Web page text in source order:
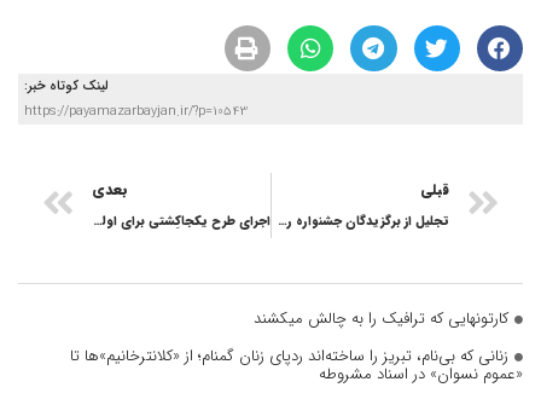
لینک کوتاه خبر:
https://payamazarbayjan.ir/?p=10543
قبلی
تجلیل از برگزیدگان جشنواره رسانه ای «طنین» در تبریز
بعدی
اجرای طرح یکجا‌کِشتی برای اولین بار در اراضی زراعی شهرستان هوراند
کارتونهایی که ترافیک را به چالش میکشند
زنانی که بی‌نام، تبریز را ساخته‌اند ردپای زنان گمنام؛ از «کلانترخانیم»ها تا
«عموم نسوان» در اسناد مشروطه